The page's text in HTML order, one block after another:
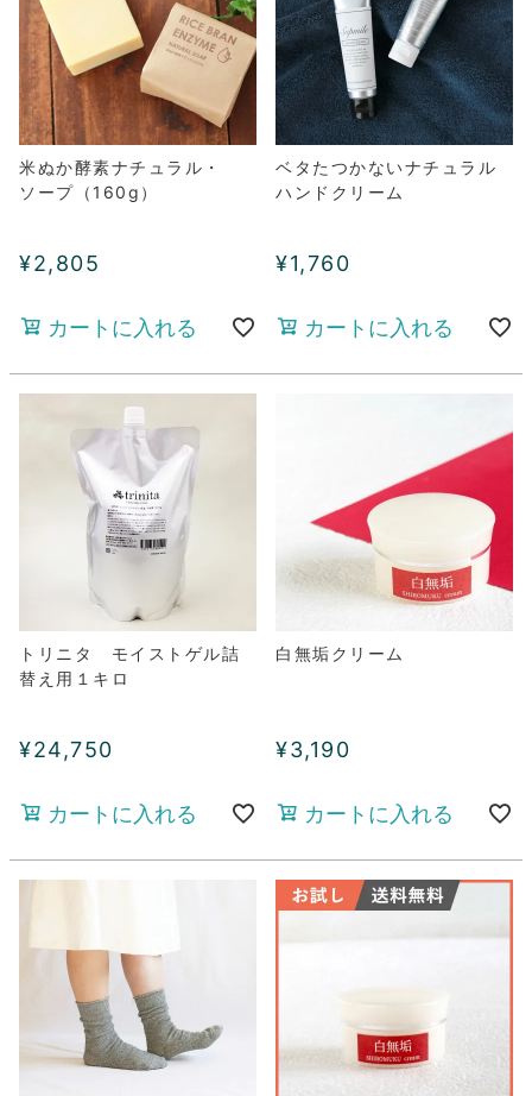
米ぬか酵素ナチュラル・
ソープ（160g）
¥2,805
カートに入れる
ベタたつかないナチュラル
ハンドクリーム
¥1,760
カートに入れる
トリニタ モイストゲル詰
替え用１キロ
¥24,750
カートに入れる
白無垢クリーム
¥3,190
カートに入れる